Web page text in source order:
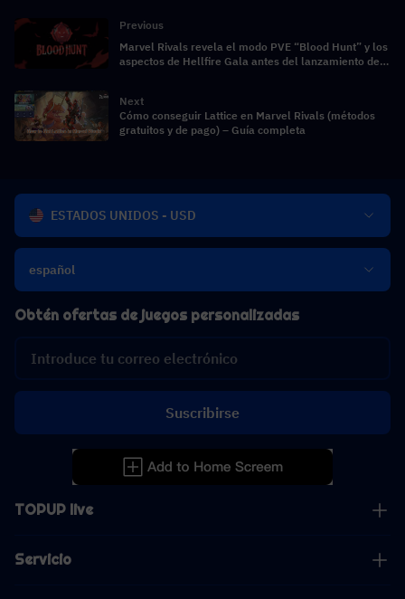
Previous
Marvel Rivals revela el modo PVE “Blood Hunt” y los
aspectos de Hellfire Gala antes del lanzamiento del
Next
Cómo conseguir Lattice en Marvel Rivals (métodos
gratuitos y de pago) – Guía completa
ESTADOS UNIDOS - USD
español
TOPUP live
Servicio
Obtén ofertas de juegos personalizadas
Suscribirse